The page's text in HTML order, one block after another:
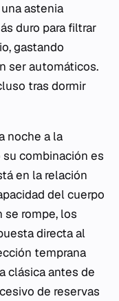
astenia
duro para filtrar
gastando
ser automáticos.
tras dormir
noche a la
combinación es
en la relación
del cuerpo
se rompe, los
directa al
temprana
clásica antes de
de reservas